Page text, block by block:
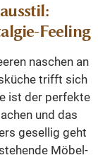
Feeling
naschen an
trifft sich
ist der perfekte
und das
gesellig geht
Möbel-